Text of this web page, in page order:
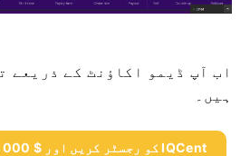
اب آپ ڈیمو اکاؤنٹ کے ذریعے
ہیں۔
IQCent کو رجسٹر کریں اور $ 10،000 مفت حاصل کریں